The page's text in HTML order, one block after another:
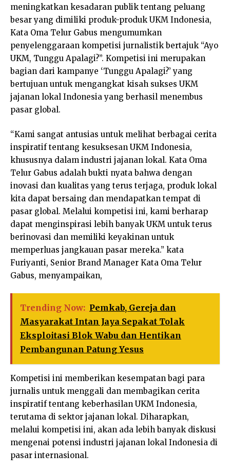
meningkatkan kesadaran publik tentang peluang
besar yang dimiliki produk-produk UKM Indonesia,
Kata Oma Telur Gabus mengumumkan
penyelenggaraan kompetisi jurnalistik bertajuk “Ayo
UKM, Tunggu Apalagi?”. Kompetisi ini merupakan
bagian dari kampanye ‘Tunggu Apalagi?’ yang
bertujuan untuk mengangkat kisah sukses UKM
jajanan lokal Indonesia yang berhasil menembus
pasar global.
“Kami sangat antusias untuk melihat berbagai cerita
inspiratif tentang kesuksesan UKM Indonesia,
khususnya dalam industri jajanan lokal. Kata Oma
Telur Gabus adalah bukti nyata bahwa dengan
inovasi dan kualitas yang terus terjaga, produk lokal
kita dapat bersaing dan mendapatkan tempat di
pasar global. Melalui kompetisi ini, kami berharap
dapat menginspirasi lebih banyak UKM untuk terus
berinovasi dan memiliki keyakinan untuk
memperluas jangkauan pasar mereka.” kata
Furiyanti, Senior Brand Manager Kata Oma Telur
Gabus, menyampaikan,
Trending Now: Pemkab, Gereja dan
Masyarakat Intan Jaya Sepakat Tolak
Eksploitasi Blok Wabu dan Hentikan
Pembangunan Patung Yesus
Kompetisi ini memberikan kesempatan bagi para
jurnalis untuk menggali dan membagikan cerita
inspiratif tentang keberhasilan UKM Indonesia,
terutama di sektor jajanan lokal. Diharapkan,
melalui kompetisi ini, akan ada lebih banyak diskusi
mengenai potensi industri jajanan lokal Indonesia di
pasar internasional.